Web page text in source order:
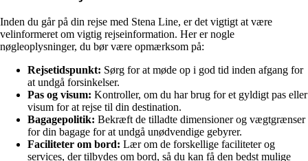
Inden du går på din rejse med Stena Line, er det vigtigt at være
velinformeret om vigtig rejseinformation. Her er nogle
nøgleoplysninger, du bør være opmærksom på:
Rejsetidspunkt: Sørg for at møde op i god tid inden afgang for
at undgå forsinkelser.
Pas og visum: Kontroller, om du har brug for et gyldigt pas eller
visum for at rejse til din destination.
Bagagepolitik: Bekræft de tilladte dimensioner og vægtgrænser
for din bagage for at undgå unødvendige gebyrer.
Faciliteter om bord: Lær om de forskellige faciliteter og
services, der tilbydes om bord, så du kan få den bedst mulige